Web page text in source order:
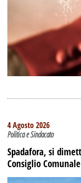
4 Agosto 2026
Politica e Sindacato
Spadafora, si
Consiglio Comunale